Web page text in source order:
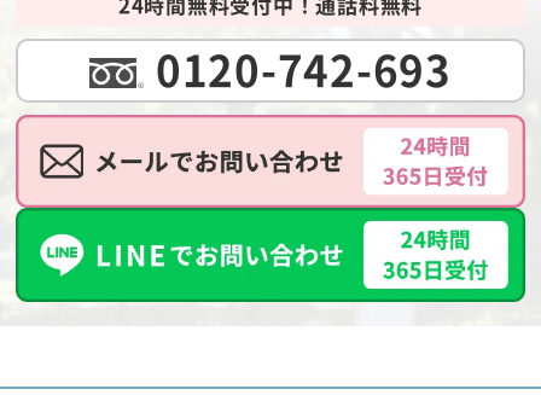
0120-742-693